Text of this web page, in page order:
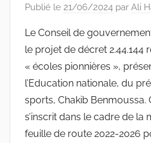
Publié le 21/06/2024 par Ali
Le Conseil de
le projet de décret 2.44.144
« écoles pionnières »,
l’Education nationale, du
sports, Chakib Benmoussa.
s’inscrit dans le cadre de
feuille de route 2022-2026